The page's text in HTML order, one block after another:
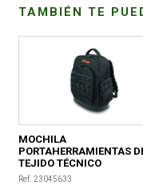
TAMBIÉN TE
MOCHILA
PORTAHERRAMIENTAS
TEJIDO TÉCNICO
370X210X510MM
Ref. 23045633